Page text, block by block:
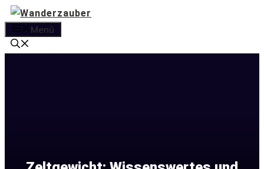
Zum
Inhalt
springen
Menü